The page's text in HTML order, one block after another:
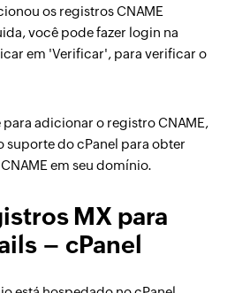
os registros CNAME
você pode fazer login na
em 'Verificar', para verificar o
adicionar o registro CNAME,
suporte do cPanel para obter
em seu domínio.
MX para
– cPanel